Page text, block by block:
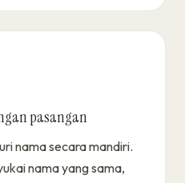
pasangan
nama secara mandiri.
nama yang sama,